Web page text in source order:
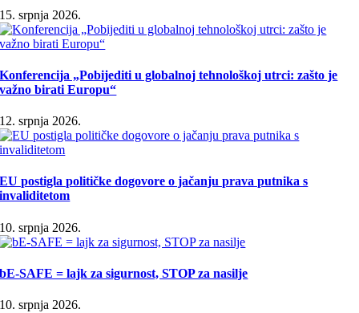
15. srpnja 2026.
Konferencija „Pobijediti u globalnoj tehnološkoj utrci: zašto je
važno birati Europu“
12. srpnja 2026.
EU postigla političke dogovore o jačanju prava putnika s
invaliditetom
10. srpnja 2026.
bE-SAFE = lajk za sigurnost, STOP za nasilje
10. srpnja 2026.